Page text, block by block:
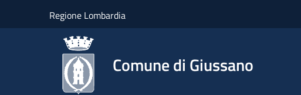
Regione Lombardia
Comune di Giussano